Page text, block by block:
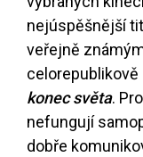
nejúspěšnější
veřejně
celorepublikově
konec světa.
nefungují
dobře